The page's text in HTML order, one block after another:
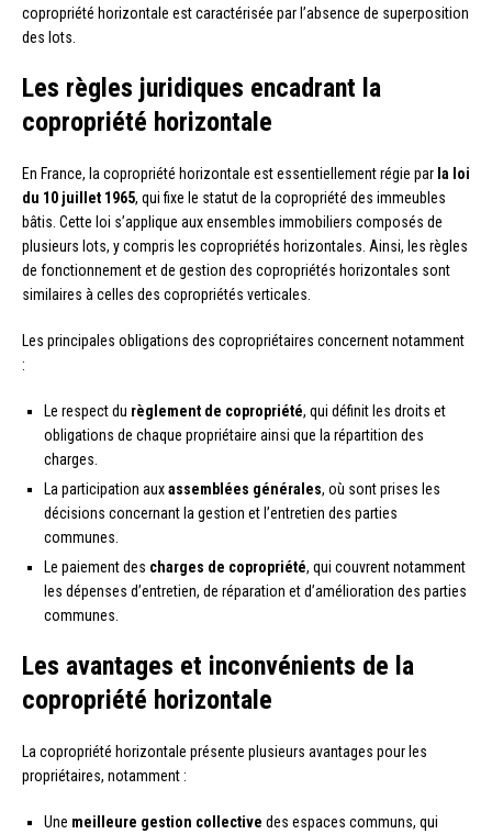
copropriété horizontale est caractérisée par l’absence de superposition
des lots.
Les règles juridiques encadrant la
copropriété horizontale
En France, la copropriété horizontale est essentiellement régie par la loi
du 10 juillet 1965, qui fixe le statut de la copropriété des immeubles
bâtis. Cette loi s’applique aux ensembles immobiliers composés de
plusieurs lots, y compris les copropriétés horizontales. Ainsi, les règles
de fonctionnement et de gestion des copropriétés horizontales sont
similaires à celles des copropriétés verticales.
Les principales obligations des copropriétaires concernent notamment
:
Le respect du règlement de copropriété, qui définit les droits et
obligations de chaque propriétaire ainsi que la répartition des
charges.
La participation auxassemblées générales, où sont prises les
décisions concernant la gestion et l’entretien des parties
communes.
Le paiement des charges de copropriété, qui couvrent notamment
les dépenses d’entretien, de réparation et d’amélioration des parties
communes.
Les avantages et inconvénients de la
copropriété horizontale
La copropriété horizontale présente plusieurs avantages pour les
propriétaires, notamment :
Une meilleure gestion collective des espaces communs, qui